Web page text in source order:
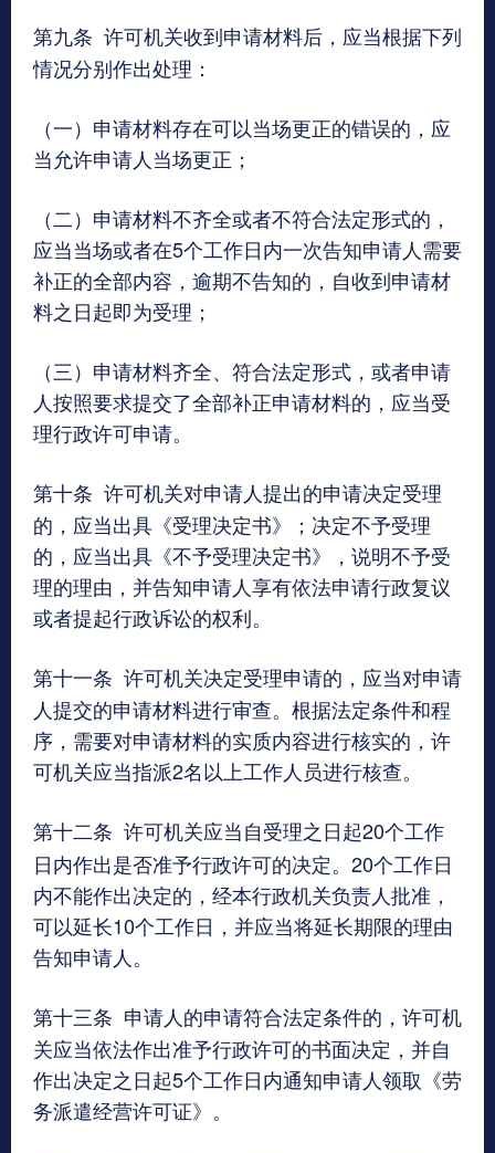
第九条 许可机关收到申请材料后，应当根据下列
情况分别作出处理：
（一）申请材料存在可以当场更正的错误的，应
当允许申请人当场更正；
（二）申请材料不齐全或者不符合法定形式的，
应当当场或者在5个工作日内一次告知申请人需要
补正的全部内容，逾期不告知的，自收到申请材
料之日起即为受理；
（三）申请材料齐全、符合法定形式，或者申请
人按照要求提交了全部补正申请材料的，应当受
理行政许可申请。
第十条 许可机关对申请人提出的申请决定受理
的，应当出具《受理决定书》；决定不予受理
的，应当出具《不予受理决定书》，说明不予受
理的理由，并告知申请人享有依法申请行政复议
或者提起行政诉讼的权利。
第十一条 许可机关决定受理申请的，应当对申请
人提交的申请材料进行审查。根据法定条件和程
序，需要对申请材料的实质内容进行核实的，许
可机关应当指派2名以上工作人员进行核查。
第十二条 许可机关应当自受理之日起20个工作
日内作出是否准予行政许可的决定。20个工作日
内不能作出决定的，经本行政机关负责人批准，
可以延长10个工作日，并应当将延长期限的理由
告知申请人。
第十三条 申请人的申请符合法定条件的，许可机
关应当依法作出准予行政许可的书面决定，并自
作出决定之日起5个工作日内通知申请人领取《劳
务派遣经营许可证》。